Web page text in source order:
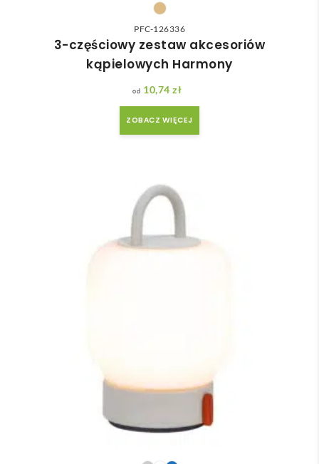
PFC-126336
3-częściowy zestaw akcesoriów
kąpielowych Harmony
10,74zł
ZOBACZ WIĘCEJ